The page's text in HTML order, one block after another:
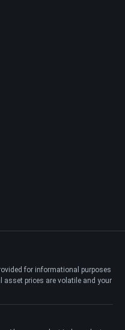
for informational purposes
asset prices are volatile and your